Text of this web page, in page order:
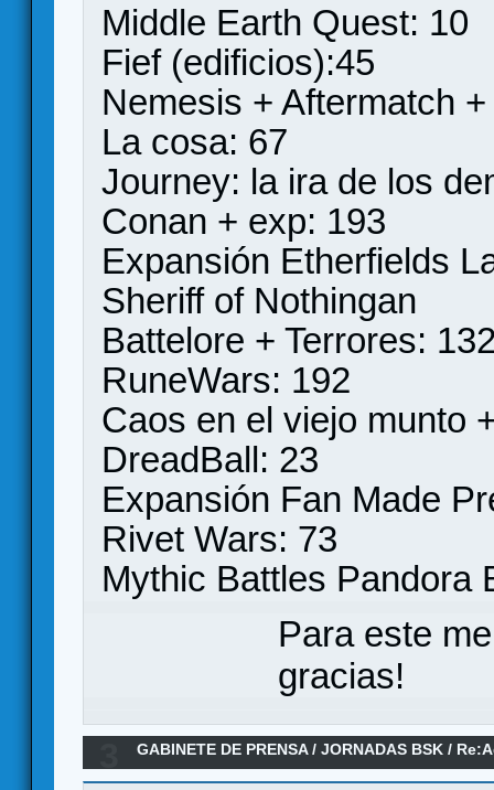
Middle Earth Quest: 10
Fief (edificios):45
Nemesis + Aftermatch
La cosa: 67
Journey: la ira de los
Conan + exp: 193
Expansión Etherfields
Sheriff of Nothingan
Battelore + Terrores:
RuneWars: 192
Caos en el viejo munto
DreadBall: 23
Expansión Fan Made
Rivet Wars: 73
Mythic Battles Pandora
Para este
gracias!
GABINETE DE PRENSA/JORNADAS BSK /